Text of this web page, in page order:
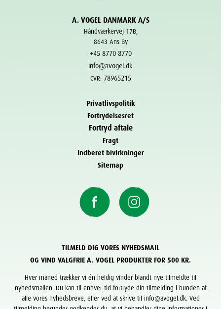
A. VOGEL DANMARK A/S
Håndværkervej 17B,
8643 Ans By
+45 8770 8770
info@avogel.dk
CVR: 78965215
Privatlivspolitik
Fortrydelsesret
Fortryd aftale
Fragt
Indberet bivirkninger
Sitemap
TILMELD DIG VORES NYHEDSMAIL
OG VIND VALGFRIE A. VOGEL PRODUKTER FOR 500 KR.
Hver måned trækker vi én heldig vinder blandt nye tilmeldte til
nyhedsmailen. Du kan til enhver tid fortryde din tilmelding i bunden af
alle vores nyhedsbreve, eller ved at skrive til info@avogel.dk. Ved